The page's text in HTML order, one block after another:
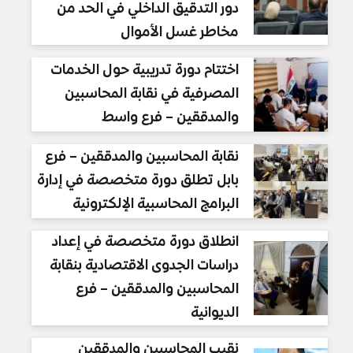
دور التدقيق الداخلي في الحد من
مخاطر غسل الأموال
اختتام دورة تدريبية حول الخدمات
المصرفية في نقابة المحاسبين
والمدققين – فرع واسط
نقابة المحاسبين والمدققين – فرع
بابل تطلق دورة متخصصة في إدارة
البرامج المحاسبية الإلكترونية
انطلاق دورة متخصصة في إعداد
دراسات الجدوى الاقتصادية بنقابة
المحاسبين والمدققين – فرع
الديوانية